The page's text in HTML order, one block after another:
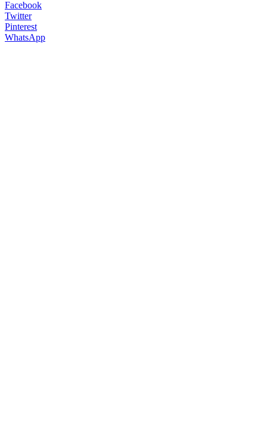
Facebook
Twitter
Pinterest
WhatsApp